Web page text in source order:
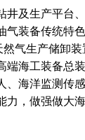
及生产平台、
气装备传统特
气生产储卸
端海工装备总
、海洋监测传
力，做强做大